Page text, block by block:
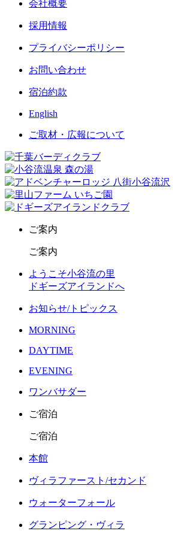
会社概要
採用情報
プライバシーポリシー
お問い合わせ
宿泊約款
English
ご取材・広報について
ご案内
ご案内
ようこそ小谷流の里
ドギーズアイランドへ
お知らせ/トピックス
MORNING
DAYTIME
EVENING
ワンバサダー
ご宿泊
ご宿泊
本館
ヴィラファースト/セカンド
ウォーターフォール
グランピング・ヴィラ